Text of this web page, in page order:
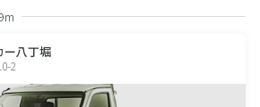
ー八丁堀
2